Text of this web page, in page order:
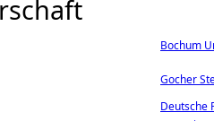
Bochum
Gocher
Deutsche